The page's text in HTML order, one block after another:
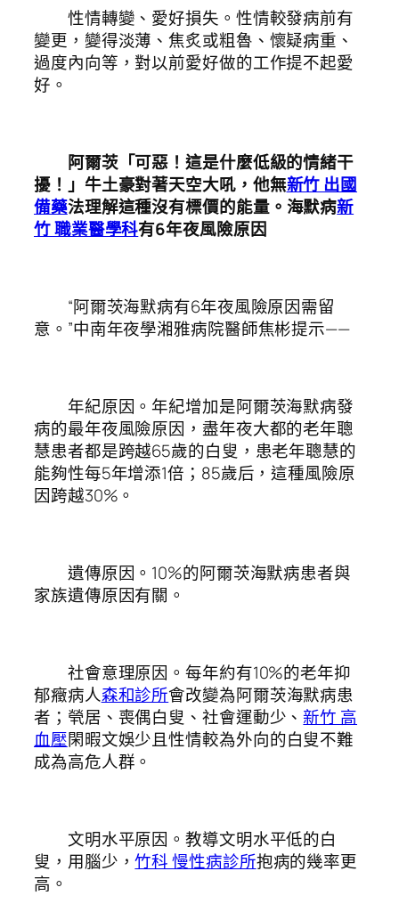
性情轉變、愛好損失。性情較發病前有
變更，變得淡薄、焦炙或粗魯、懷疑病重、
過度內向等，對以前愛好做的工作提不起愛
好。
阿爾茨「可惡！這是什麼低級的情緒干
擾！」牛土豪對著天空大吼，他無新竹 出國
備藥法理解這種沒有標價的能量。海默病新
竹 職業醫學科有6年夜風險原因
“阿爾茨海默病有6年夜風險原因需留
意。”中南年夜學湘雅病院醫師焦彬提示——
年紀原因。年紀增加是阿爾茨海默病發
病的最年夜風險原因，盡年夜大都的老年聰
慧患者都是跨越65歲的白叟，患老年聰慧的
能夠性每5年增添1倍；85歲后，這種風險原
因跨越30%。
遺傳原因。10%的阿爾茨海默病患者與
家族遺傳原因有關。
社會意理原因。每年約有10%的老年抑
郁癥病人森和診所會改變為阿爾茨海默病患
者；煢居、喪偶白叟、社會運動少、新竹 高
血壓閑暇文娛少且性情較為外向的白叟不難
成為高危人群。
文明水平原因。教導文明水平低的白
叟，用腦少，竹科 慢性病診所抱病的幾率更
高。